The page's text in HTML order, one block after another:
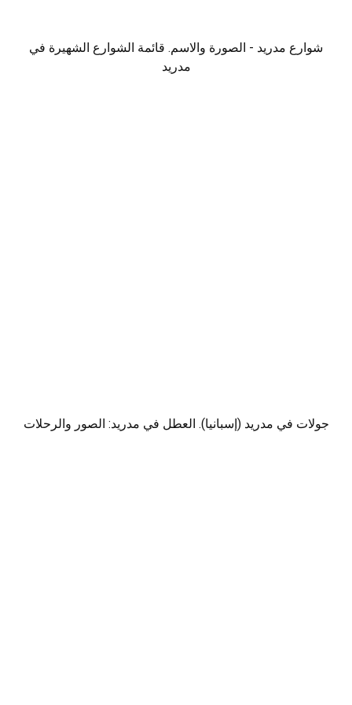
شوارع مدريد - الصورة والاسم. قائمة الشوارع الشهيرة في
مدريد
جولات في مدريد (إسبانيا). العطل في مدريد: الصور والرحلات